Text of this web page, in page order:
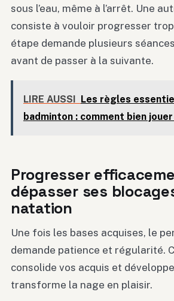
sous l’eau, même à l’arrêt. Une
consiste à vouloir progresser
étape demande plusieurs
avant de passer à la suivante.
LIRE AUSSI
Les règles
badminton : comment bien
Progresser
dépasser ses
natation
Une fois les bases acquises, le
demande patience et régularité.
consolide vos acquis et développe
transforme la nage en plaisir.